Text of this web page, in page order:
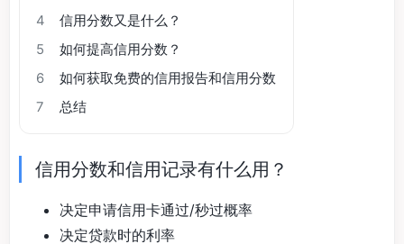
4
信用分数又是什么？
5
如何提高信用分数？
6
如何获取免费的信用报告和信用分数
7
总结
信用分数和信用记录有什么用？
决定申请信用卡通过/秒过概率
决定贷款时的利率